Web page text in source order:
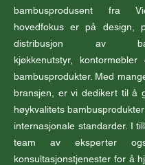
bambusprodusent fra
hovedfokus er på design,
distribusjon av
kjøkkenutstyr, kontormøbler
bambusprodukter. Med
bransjen, er vi dedikert til å
høykvalitets
internasjonale standarder. I
team av eksperter
konsultasjonstjenester for å